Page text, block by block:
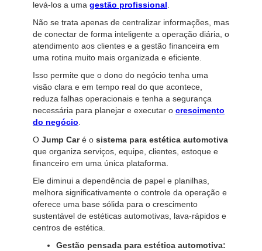
levá-los a uma gestão profissional.
Não se trata apenas de centralizar informações, mas
de conectar de forma inteligente a operação diária, o
atendimento aos clientes e a gestão financeira em
uma rotina muito mais organizada e eficiente.
Isso permite que o dono do negócio tenha uma
visão clara e em tempo real do que acontece,
reduza falhas operacionais e tenha a segurança
necessária para planejar e executar o crescimento
do negócio.
O Jump Caré o sistema para estética automotiva
que organiza serviços, equipe, clientes, estoque e
financeiro em uma única plataforma.
Ele diminui a dependência de papel e planilhas,
melhora significativamente o controle da operação e
oferece uma base sólida para o crescimento
sustentável de estéticas automotivas, lava-rápidos e
centros de estética.
Gestão pensada para estética automotiva: